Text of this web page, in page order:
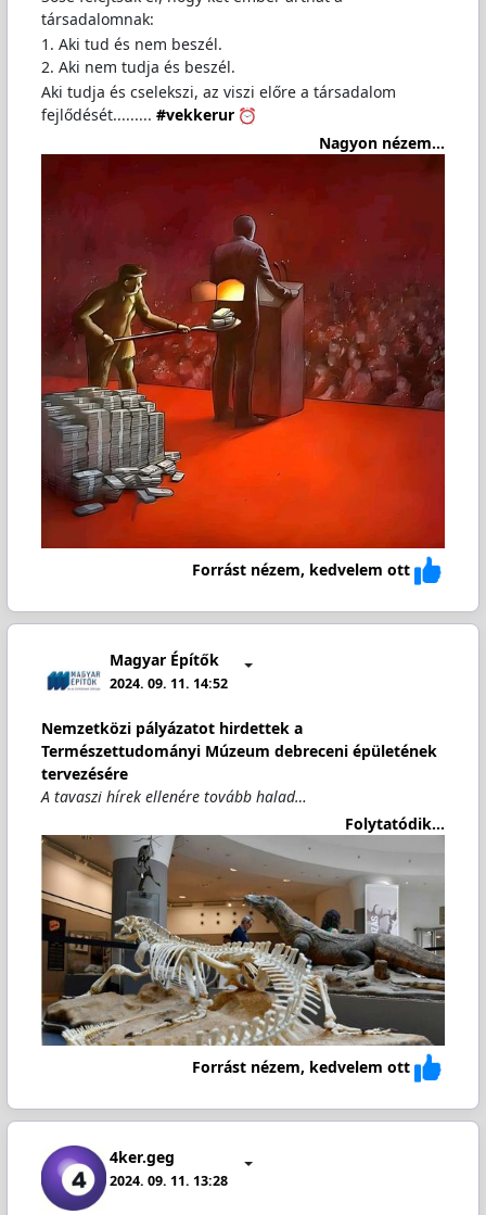
társadalomnak:
1. Aki tud és nem beszél.
2. Aki nem tudja és beszél.
Aki tudja és cselekszi, az viszi előre a társadalom
fejlődését......... #vekkerur
Nagyon nézem...
Forrást nézem, kedvelem ott
Magyar Építők
2024. 09. 11. 14:52
Nemzetközi pályázatot hirdettek a
Természettudományi Múzeum debreceni épületének
tervezésére
A tavaszi hírek ellenére tovább halad…
Folytatódik...
Forrást nézem, kedvelem ott
4ker.geg
2024. 09. 11. 13:28